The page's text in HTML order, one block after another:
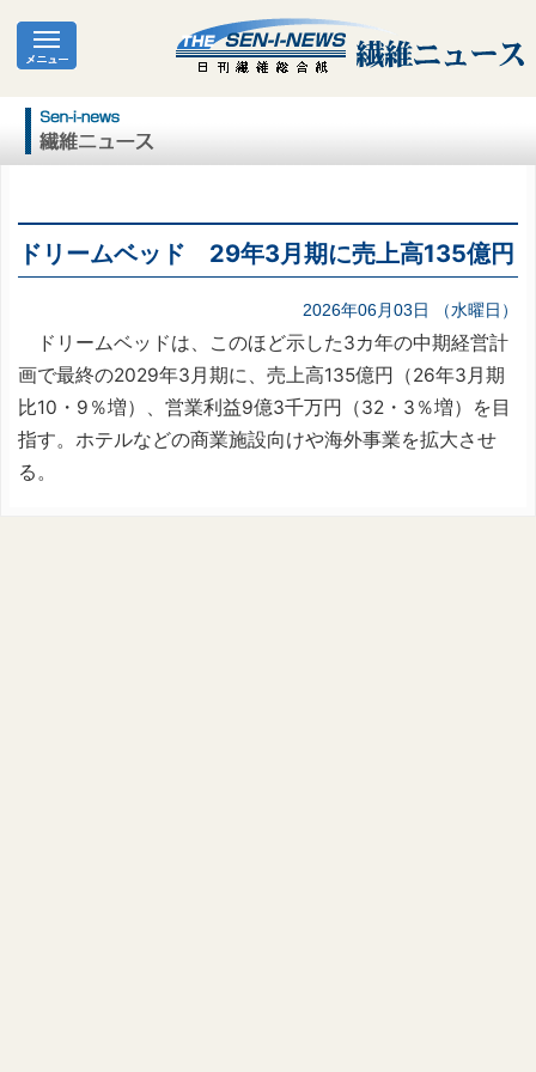
ドリームベッド 29年3月期に売上高135億円
2026年06月03日 （水曜日）
ドリームベッドは、このほど示した3カ年の中期経営計
画で最終の2029年3月期に、売上高135億円（26年3月期
比10・9％増）、営業利益9億3千万円（32・3％増）を目
指す。ホテルなどの商業施設向けや海外事業を拡大させ
る。